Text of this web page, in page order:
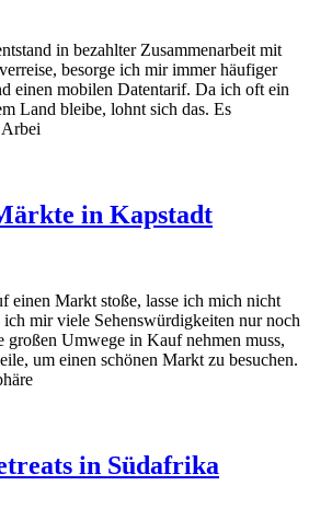
in bezahlter Zusammenarbeit mit
besorge ich mir immer häufiger
einen mobilen Datentarif. Da ich oft ein
Land bleibe, lohnt sich das. Es
Arbei
in Kapstadt
einen Markt stoße, lasse ich mich nicht
mir viele Sehenswürdigkeiten nur noch
großen Umwege in Kauf nehmen muss,
um einen schönen Markt zu besuchen.
in Südafrika